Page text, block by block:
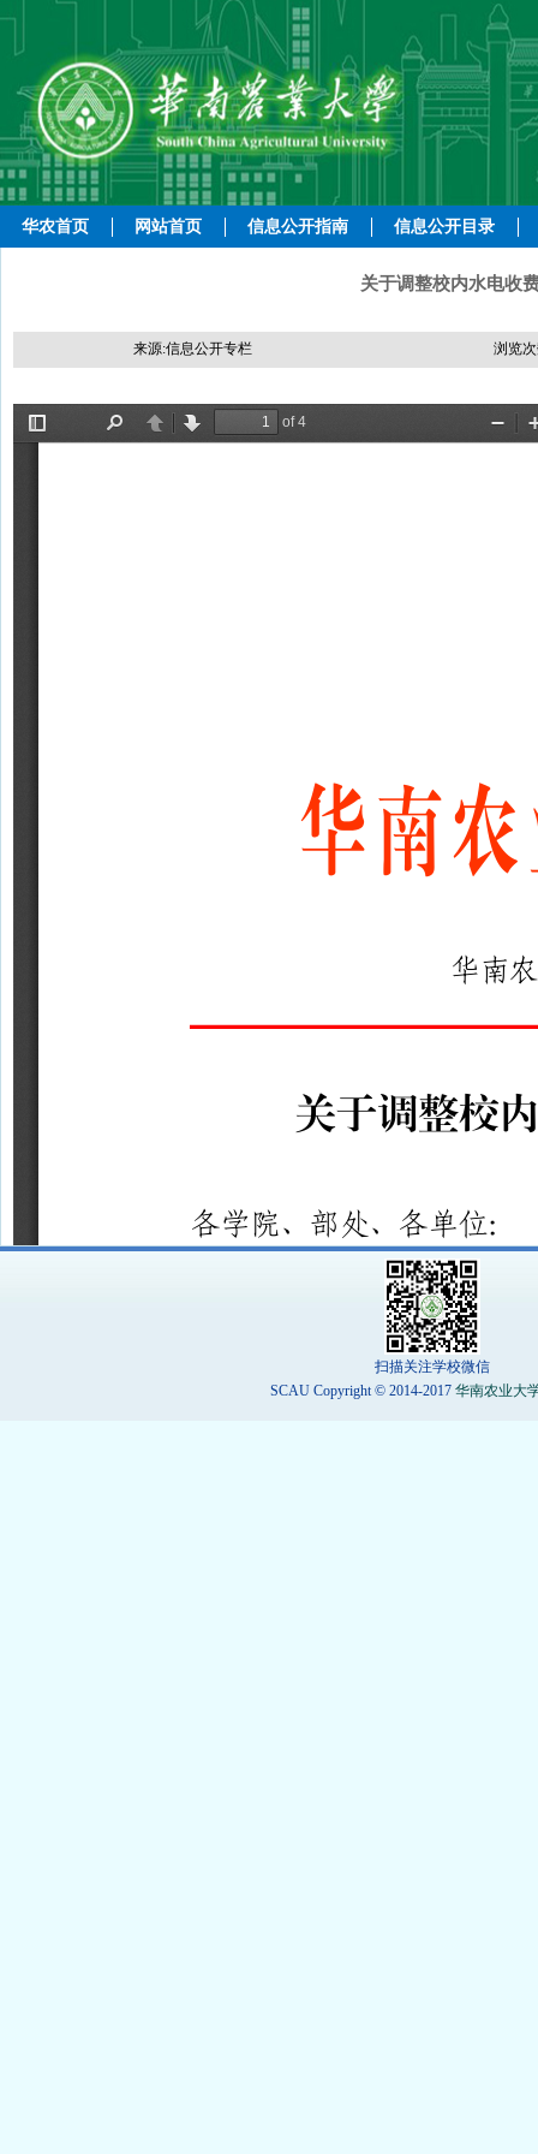
华农首页 网站首页 信息公开指南 信息公开目录
关于调整校内水电收
来源:信息公开专栏 浏览
扫描关注学校微信
SCAU Copyright © 2014-2017 华南农业大